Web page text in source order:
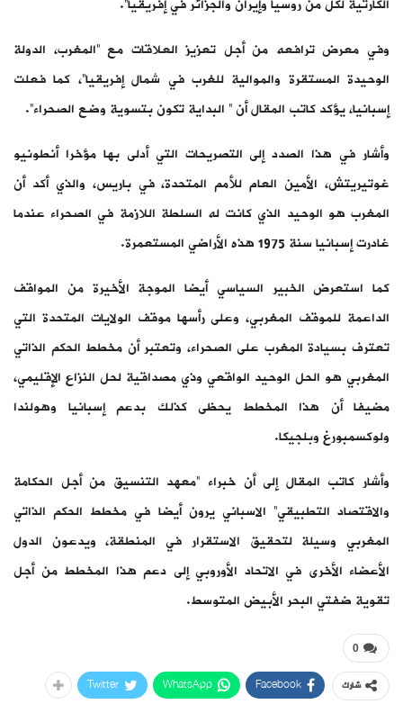
وفي معرض ترافعه من أجل تعزيز العلاقات مع “المغرب، الدولة
الوحيدة المستقرة والموالية للغرب في شمال إفريقيا”، كما فعلت
إسبانيا، يؤكد كاتب المقال أن ” البداية تكون بتسوية وضع الصحراء”.
وأشار في هذا الصدد إلى التصريحات التي أدلى بها مؤخرا أنطونيو
غوتيريتش، الأمين العام للأمم المتحدة، في باريس، والذي أكد أن
المغرب هو الوحيد الذي كانت له السلطة اللازمة في الصحراء عندما
غادرت إسبانيا سنة 1975 هذه الأراضي المستعمرة.
كما استعرض الخبير السياسي أيضا الموجة الأخيرة من المواقف
الداعمة للموقف المغربي، وعلى رأسها موقف الولايات المتحدة التي
تعترف بسيادة المغرب على الصحراء، وتعتبر أن مخطط الحكم الذاتي
المغربي هو الحل الوحيد الواقعي وذي مصداقية لحل النزاع الإقليمي،
مضيفا أن هذا المخطط يحظى كذلك بدعم إسبانيا وهولندا
ولوكسمبورغ وبلجيكا.
وأشار كاتب المقال إلى أن خبراء “معهد التنسيق من أجل الحكامة
والاقتصاد التطبيقي” الاسباني يرون أيضا في مخطط الحكم الذاتي
المغربي وسيلة لتحقيق الاستقرار في المنطقة، ويدعون الدول
الأعضاء الأخرى في الاتحاد الأوروبي إلى دعم هذا المخطط من أجل
تقوية ضفتي البحر الأبيض المتوسط.
0
شارك Facebook
WhatsApp
Twitter